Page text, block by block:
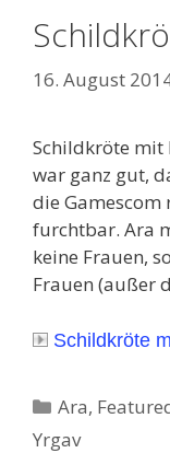
16. August
Schildkröte mit
war ganz gut,
die Gamescom
furchtbar. Ara
keine Frauen,
Frauen (außer
Schildkröte
Kategorien
Ara,
Yrgav